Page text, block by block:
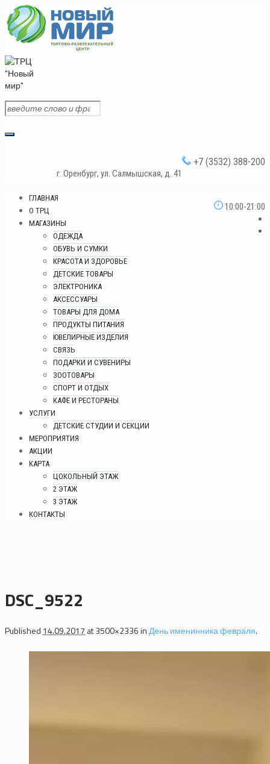
+7 (3532) 388-200
г. Оренбург, ул. Салмышская, д. 41
10:00-21:00
ГЛАВНАЯ
О ТРЦ
МАГАЗИНЫ
ОДЕЖДА
ОБУВЬ И СУМКИ
КРАСОТА И ЗДОРОВЬЕ
ДЕТСКИЕ ТОВАРЫ
ЭЛЕКТРОНИКА
АКСЕССУАРЫ
ТОВАРЫ ДЛЯ ДОМА
ПРОДУКТЫ ПИТАНИЯ
ЮВЕЛИРНЫЕ ИЗДЕЛИЯ
СВЯЗЬ
ПОДАРКИ И СУВЕНИРЫ
ЗООТОВАРЫ
СПОРТ И ОТДЫХ
КАФЕ И РЕСТОРАНЫ
УСЛУГИ
ДЕТСКИЕ СТУДИИ И СЕКЦИИ
МЕРОПРИЯТИЯ
АКЦИИ
КАРТА
ЦОКОЛЬНЫЙ ЭТАЖ
2 ЭТАЖ
3 ЭТАЖ
КОНТАКТЫ
DSC_9522
Published 14.09.2017 at 3500×2336 inДень именинника февраля.